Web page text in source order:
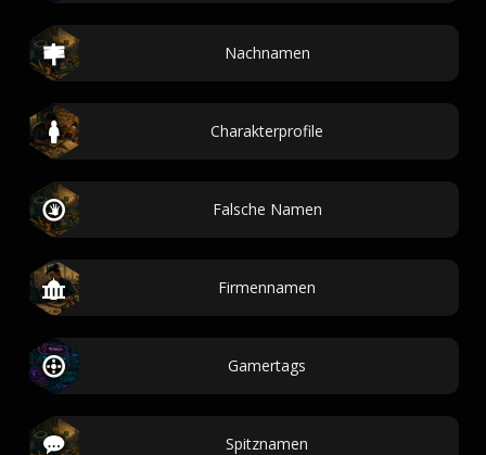
Nachnamen
Charakterprofile
Falsche Namen
Firmennamen
Gamertags
Spitznamen